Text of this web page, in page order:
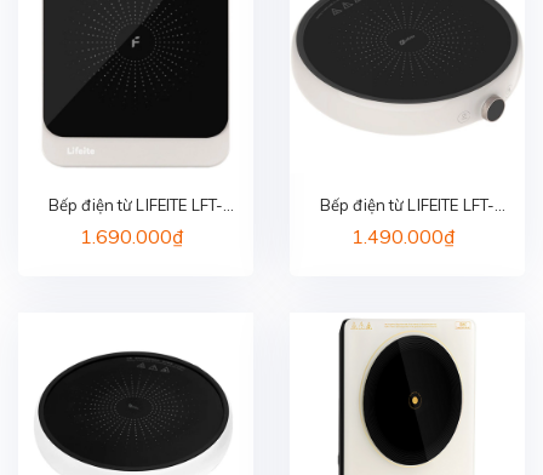
Bếp điện từ LIFEITE LFT-
012
1.690.000₫
Bếp điện từ LIFEITE LFT-
011
1.490.000₫